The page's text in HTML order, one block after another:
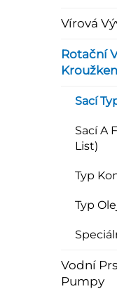
Vírová
Rotační
Sací
Sací A
List)
Typ
Typ
Vodní
Pumpy